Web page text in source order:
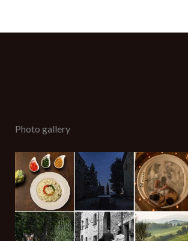
Il tuo messaggio (richiesto)
Photo gallery